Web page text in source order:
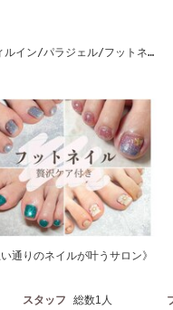
イン/パラジェル/フットネイ
りのネイルが叶うサロン》
スタッフ 総数1人